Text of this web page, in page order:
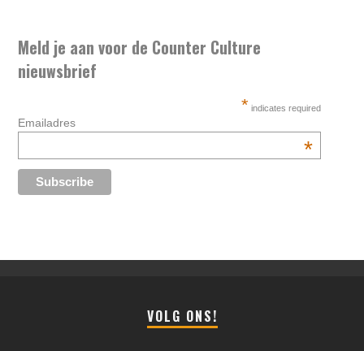
Meld je aan voor de Counter Culture
nieuwsbrief
* indicates required
Emailadres
*
VOLG ONS!